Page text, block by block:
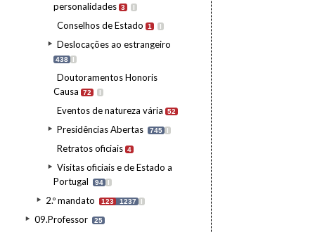
personalidades 3 I
Conselhos de Estado 1 I
Deslocações ao estrangeiro
438 I
Doutoramentos Honoris
Causa
72 I
Eventos de natureza vária 52
Presidências Abertas 745 I
Retratos oficiais 4
Visitas oficiais e de Estado a
Portugal
94 I
2.º mandato 123 1237 I
09.Professor 25